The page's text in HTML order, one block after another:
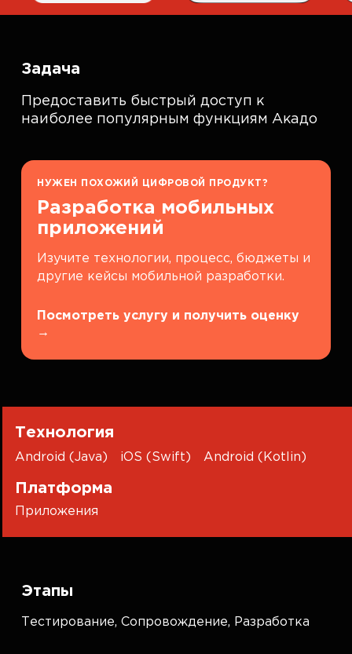
Задача
Предоставить быстрый доступ к
наиболее популярным функциям Акадо
НУЖЕН ПОХОЖИЙ ЦИФРОВОЙ ПРОДУКТ?
Разработка мобильных
приложений
Изучите технологии, процесс, бюджеты и
другие кейсы мобильной разработки.
Посмотреть услугу и получить оценку
→
Технология
Android (Java) iOS (Swift) Android (Kotlin)
Платформа
Приложения
Этапы
Тестирование,Сопровождение, Разработка